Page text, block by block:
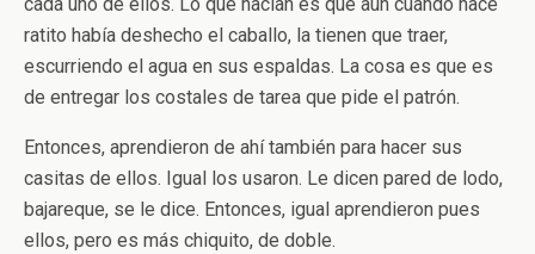
ratito había deshecho el caballo, la tienen que traer,
escurriendo el agua en sus espaldas. La cosa es que es
de entregar los costales de tarea que pide el patrón.
Entonces, aprendieron de ahí también para hacer sus
casitas de ellos. Igual los usaron. Le dicen pared de lodo,
bajareque, se le dice. Entonces, igual aprendieron pues
ellos, pero es más chiquito, de doble.